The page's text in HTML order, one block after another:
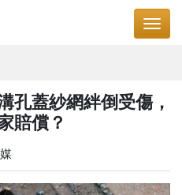
孔蓋紗網絆倒受傷，
賠償？